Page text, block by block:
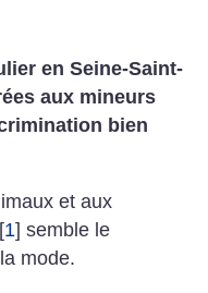
en Seine-Saint-
aux mineurs
bien
et aux
[1] semble le
mode.